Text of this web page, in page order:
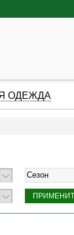
ОДЕЖДА
Сезон